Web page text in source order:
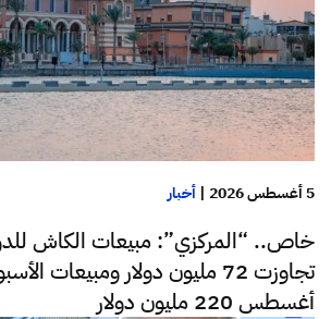
5 أغسطس 2026 | أخبار
خاص.. “المركزي”: مبيعات الكاش
تجاوزت 72 مليون دولار ومبيعات
أغسطس 220 مليون دولار